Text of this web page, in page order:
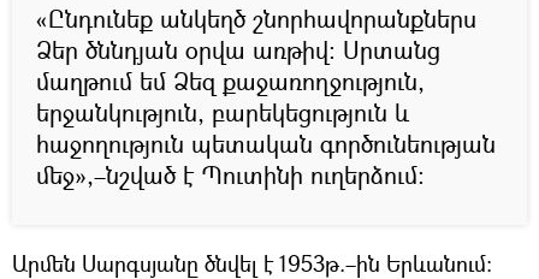
«Ընդունեք անկեղծ շնորհավորանքներս
Ձեր ծննդյան օրվա առթիվ։ Սրտանց
մաղթում եմ Ձեզ քաջառողջություն,
երջանկություն, բարեկեցություն և
հաջողություն պետական գործունեության
մեջ»,–նշված է Պուտինի ուղերձում։
Արմեն Սարգսյանը ծնվել է 1953թ.–ին Երևանում։